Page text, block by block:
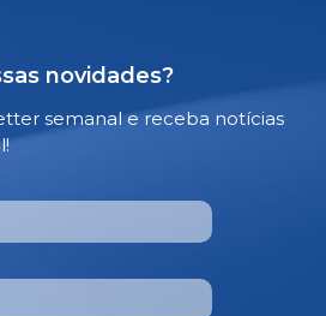
novidades?
semanal e receba notícias